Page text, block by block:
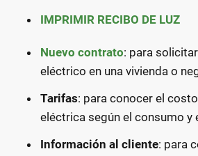
IMPRIMIR RECIBO DE LUZ
Nuevo contrato: para
eléctrico en una vivienda o
Tarifas: para conocer el
eléctrica según el consumo y
Información al cliente: para